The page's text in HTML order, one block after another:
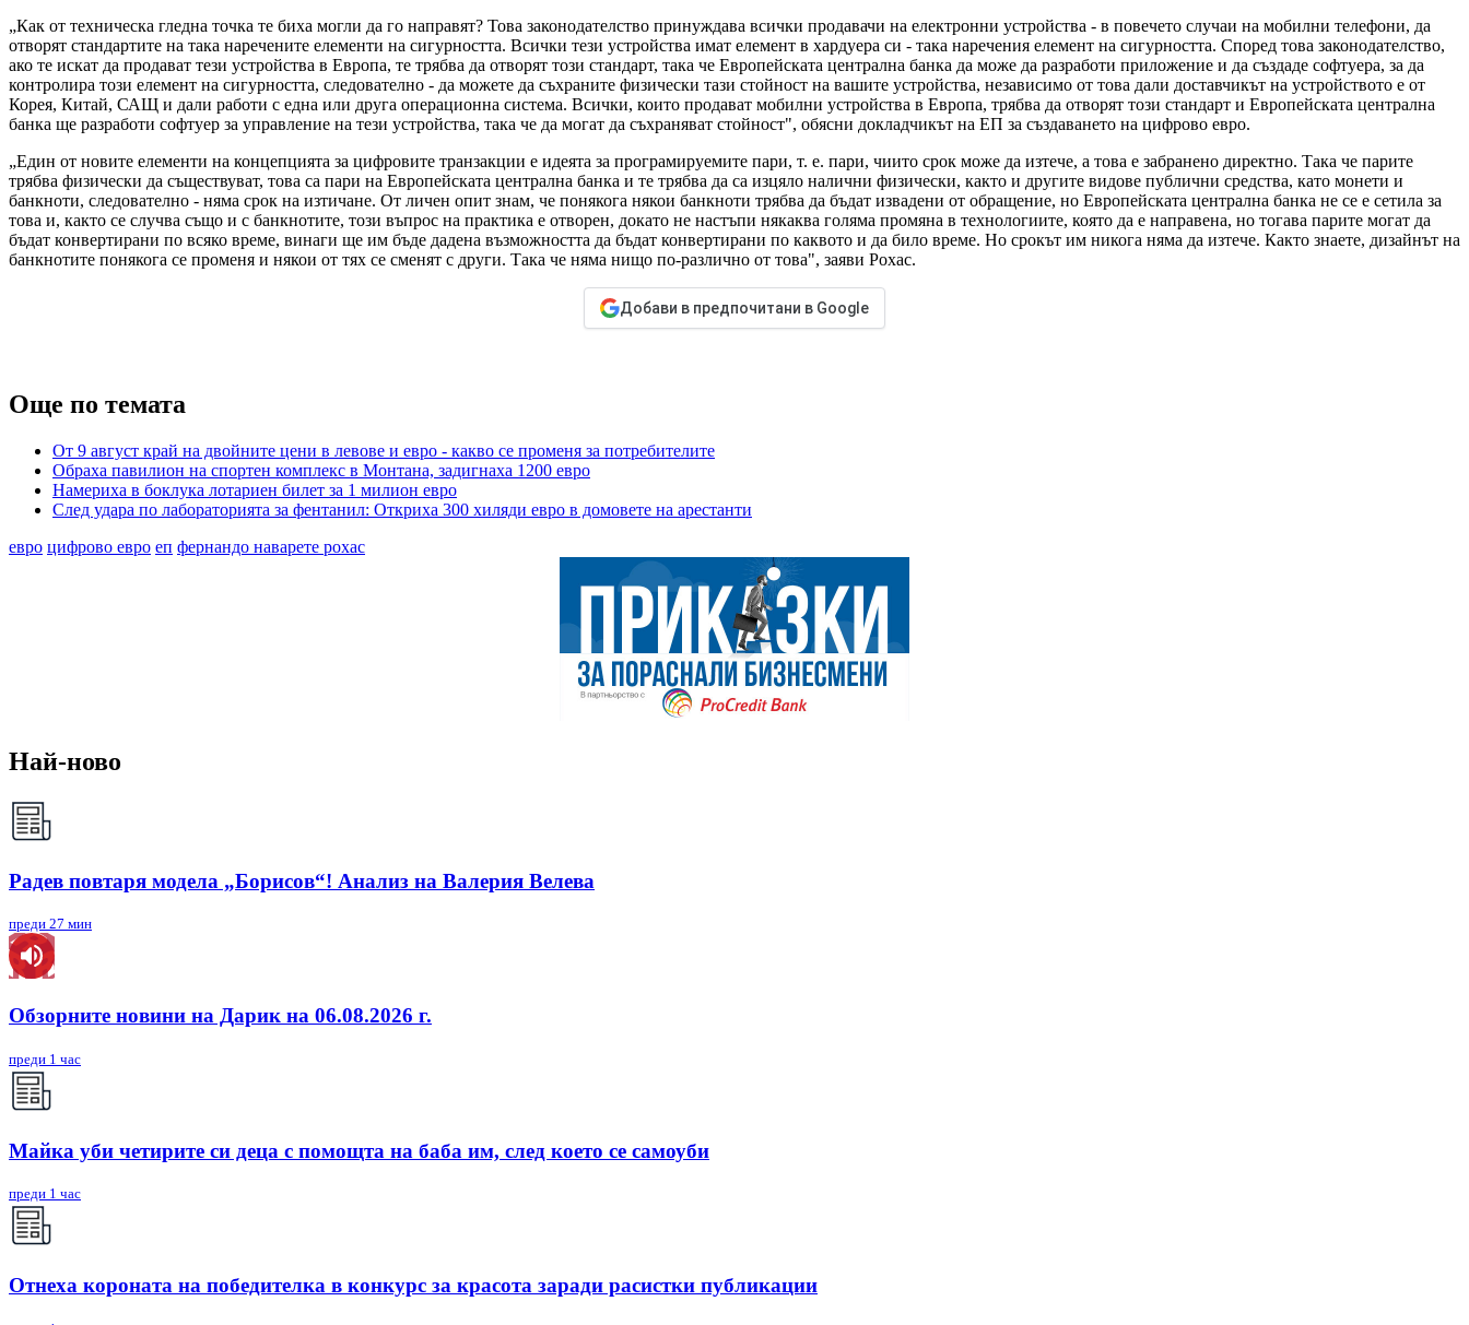
„Как от техническа гледна точка те биха могли да го направят? Това законодателство принуждава всички продавачи на електронни устройства - в повечето случаи на мобилни телефони, да
отворят стандартите на така наречените елементи на сигурността. Всички тези устройства имат елемент в хардуера си - така наречения елемент на сигурността. Според това законодателство,
ако те искат да продават тези устройства в Европа, те трябва да отворят този стандарт, така че Европейската централна банка да може да разработи приложение и да създаде софтуера, за да
контролира този елемент на сигурността, следователно - да можете да съхраните физически тази стойност на вашите устройства, независимо от това дали доставчикът на устройството е от
Корея, Китай, САЩ и дали работи с една или друга операционна система. Всички, които продават мобилни устройства в Европа, трябва да отворят този стандарт и Европейската централна
банка ще разработи софтуер за управление на тези устройства, така че да могат да съхраняват стойност", обясни докладчикът на ЕП за създаването на цифрово евро.
„Един от новите елементи на концепцията за цифровите транзакции е идеята за програмируемите пари, т. е. пари, чиито срок може да изтече, а това е забранено директно. Така че парите
трябва физически да съществуват, това са пари на Европейската централна банка и те трябва да са изцяло налични физически, както и другите видове публични средства, като монети и
банкноти, следователно - няма срок на изтичане. От личен опит знам, че понякога някои банкноти трябва да бъдат извадени от обращение, но Европейската централна банка не се е сетила за
това и, както се случва също и с банкнотите, този въпрос на практика е отворен, докато не настъпи някаква голяма промяна в технологиите, която да е направена, но тогава парите могат да
бъдат конвертирани по всяко време, винаги ще им бъде дадена възможността да бъдат конвертирани по каквото и да било време. Но срокът им никога няма да изтече. Както знаете, дизайнът на
банкнотите понякога се променя и някои от тях се сменят с други. Така че няма нищо по-различно от това", заяви Рохас.
Добави в предпочитани в Google
Още по темата
От 9 август край на двойните цени в левове и евро - какво се променя за потребителите
Обраха павилион на спортен комплекс в Монтана, задигнаха 1200 евро
Намериха в боклука лотариен билет за 1 милион евро
След удара по лабораторията за фентанил: Откриха 300 хиляди евро в домовете на арестанти
евро цифрово евро еп фернандо наварете рохас
Най-ново
Радев повтаря модела „Борисов“! Анализ на Валерия Велева
преди 27 мин
Обзорните новини на Дарик на 06.08.2026 г.
преди 1 час
Майка уби четирите си деца с помощта на баба им, след което се самоуби
преди 1 час
Отнеха короната на победителка в конкурс за красота заради расистки публикации